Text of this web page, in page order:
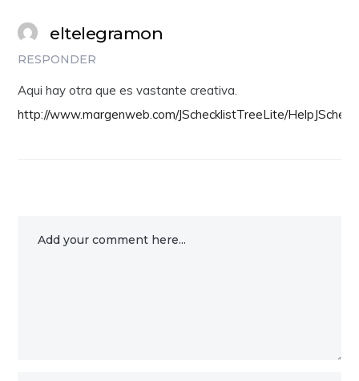
eltelegramon
RESPONDER
Aqui hay otra que es vastante creativa.
http://www.margenweb.com/JSchecklistTreeLite/